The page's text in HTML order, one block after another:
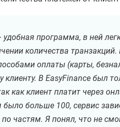
программа, в ней
количества
оплаты (карты,
В EasyFinance был
как клиент платит через
было больше 100, сервис
частям. Я понял, что не